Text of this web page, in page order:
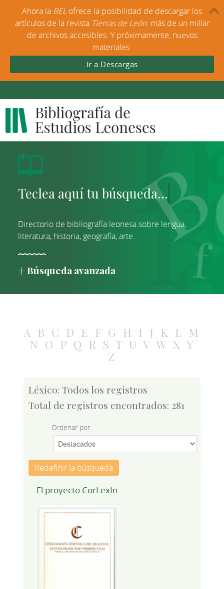
Directorio de bibliografía leonesa sobre lengua,
literatura, historia, geografía, arte...
Búsqueda avanzada
A B C D E F G H I J K L M
N O P Q R S T U V W X Y
Z
Léxico: Todos los registros
Total de registros encontrados: 281
Ordenar por
Redefinir la búsqueda
El proyecto CorLexIn
Ahora la BEL ofrece la posibilidad de descargar los
artículos de la revista Tierras de León: más de un millar
de archivos accesibles. Y próximamente, nuevos
materiales.
Ir a Descargas